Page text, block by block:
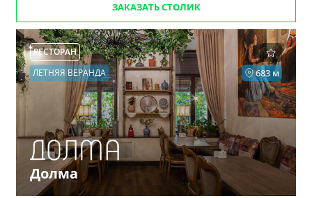
ЗАКАЗАТЬ СТОЛИК
РЕСТОРАН
683 м
ЛЕТНЯЯ ВЕРАНДА
Долма